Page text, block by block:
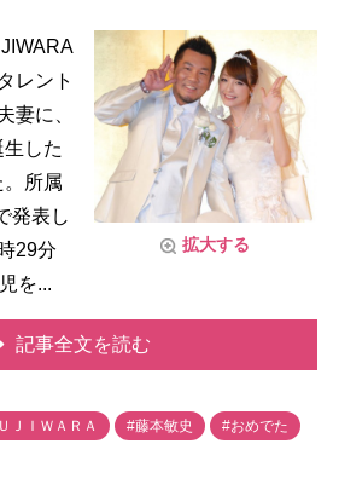
拡大する
レント
妻に、
した
。所属
発表し
29分
を...
記事全文を読む
ＪＩＷＡＲＡ #藤本敏史 #おめでた